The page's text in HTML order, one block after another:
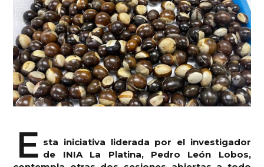
E sta iniciativa liderada por el investigador
de INIA La Platina, Pedro León Lobos,